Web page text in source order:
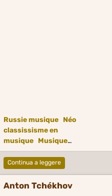
Russie musique
Néo
classissisme en
musique
Musique
moderne L'Amore e l'Amicizia
Continua a leggere
Anton Tchékhov